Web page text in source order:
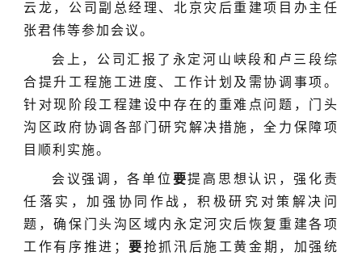
云龙，公司副总经理、北京灾后重建项目办主任
张君伟等参加会议。
会上，公司汇报了永定河山峡段和卢三段综
合提升工程施工进度、工作计划及需协调事项。
针对现阶段工程建设中存在的重难点问题，门头
沟区政府协调各部门研究解决措施，全力保障项
目顺利实施。
会议强调，各单位 要提高思想认识，强化责
任落实，加强协同作战，积极研究对策解决问
题，确保门头沟区域内永定河灾后恢复重建各项
工作有序推进； 要抢抓汛后施工黄金期，加强统